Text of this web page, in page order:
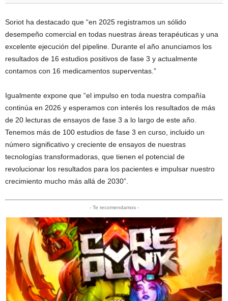
Soriot ha destacado que “en 2025 registramos un sólido
desempeño comercial en todas nuestras áreas terapéuticas y una
excelente ejecución del pipeline. Durante el año anunciamos los
resultados de 16 estudios positivos de fase 3 y actualmente
contamos con 16 medicamentos superventas.”
Igualmente expone que “el impulso en toda nuestra compañía
continúa en 2026 y esperamos con interés los resultados de más
de 20 lecturas de ensayos de fase 3 a lo largo de este año.
Tenemos más de 100 estudios de fase 3 en curso, incluido un
número significativo y creciente de ensayos de nuestras
tecnologías transformadoras, que tienen el potencial de
revolucionar los resultados para los pacientes e impulsar nuestro
crecimiento mucho más allá de 2030”.
- Te recomendamos -